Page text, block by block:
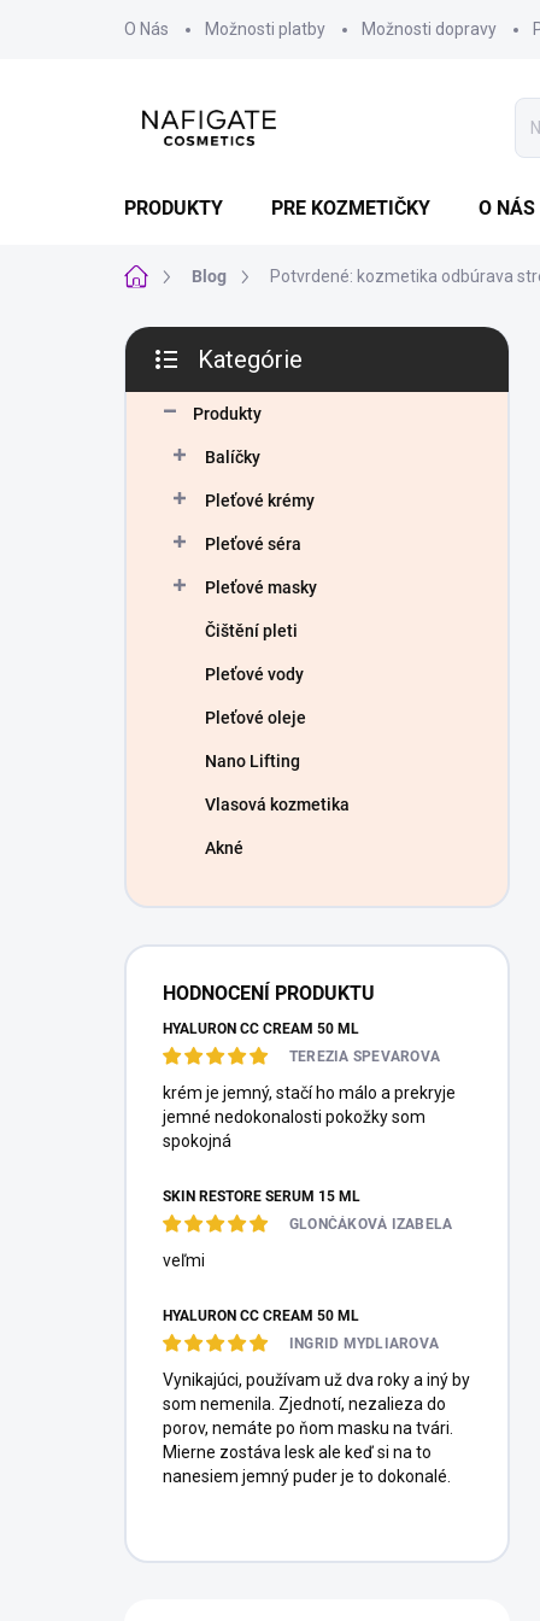
O Nás Možnosti platby Možnosti dopravy
PRODUKTY PRE KOZMETIČKY O NÁS
DomovBlog Potvrdené: kozmetika odbúrava
B
č
kategórie
Kategórie
Produkty
Balíčky
Pleťové krémy
Pleťové séra
Pleťové masky
Čištění pleti
Pleťové vody
Pleťové oleje
Nano Lifting
Vlasová kozmetika
Akné
HODNOCENÍ PRODUKTU
HYALURON CC CREAM 50 ML
TEREZIA SPEVAROVA
krém je jemný, stačí ho málo a prekryje
jemné nedokonalosti pokožky som
spokojná
SKIN RESTORE SERUM 15 ML
GLONČÁKOVÁ IZABELA
veľmi
HYALURON CC CREAM 50 ML
INGRID MYDLIAROVA
Vynikajúci, používam už dva roky a iný by
som nemenila. Zjednotí, nezalieza do
porov, nemáte po ňom masku na tvári.
Mierne zostáva lesk ale keď si na to
nanesiem jemný puder je to dokonalé.